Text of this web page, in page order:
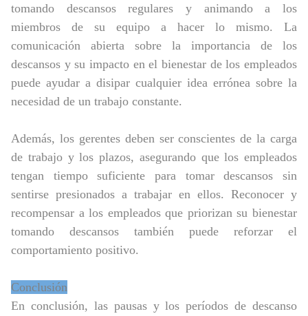
tomando descansos regulares y animando a los
miembros de su equipo a hacer lo mismo. La
comunicación abierta sobre la importancia de los
descansos y su impacto en el bienestar de los empleados
puede ayudar a disipar cualquier idea errónea sobre la
necesidad de un trabajo constante.
Además, los gerentes deben ser conscientes de la carga
de trabajo y los plazos, asegurando que los empleados
tengan tiempo suficiente para tomar descansos sin
sentirse presionados a trabajar en ellos. Reconocer y
recompensar a los empleados que priorizan su bienestar
tomando descansos también puede reforzar el
comportamiento positivo.
Conclusión
En conclusión, las pausas y los períodos de descanso